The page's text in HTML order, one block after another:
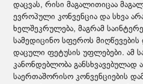
დაცვას, რისი მაგალითიცაა
ევროპული კონვენცია და სხვა
ხელშეკრულება, მაგრამ
სამედიცინო სფეროს
დაცული ფეტუსის უფლებები. ამ
კანონდებლობა განსხვავებულად
საერთაშორისო კონვენციების